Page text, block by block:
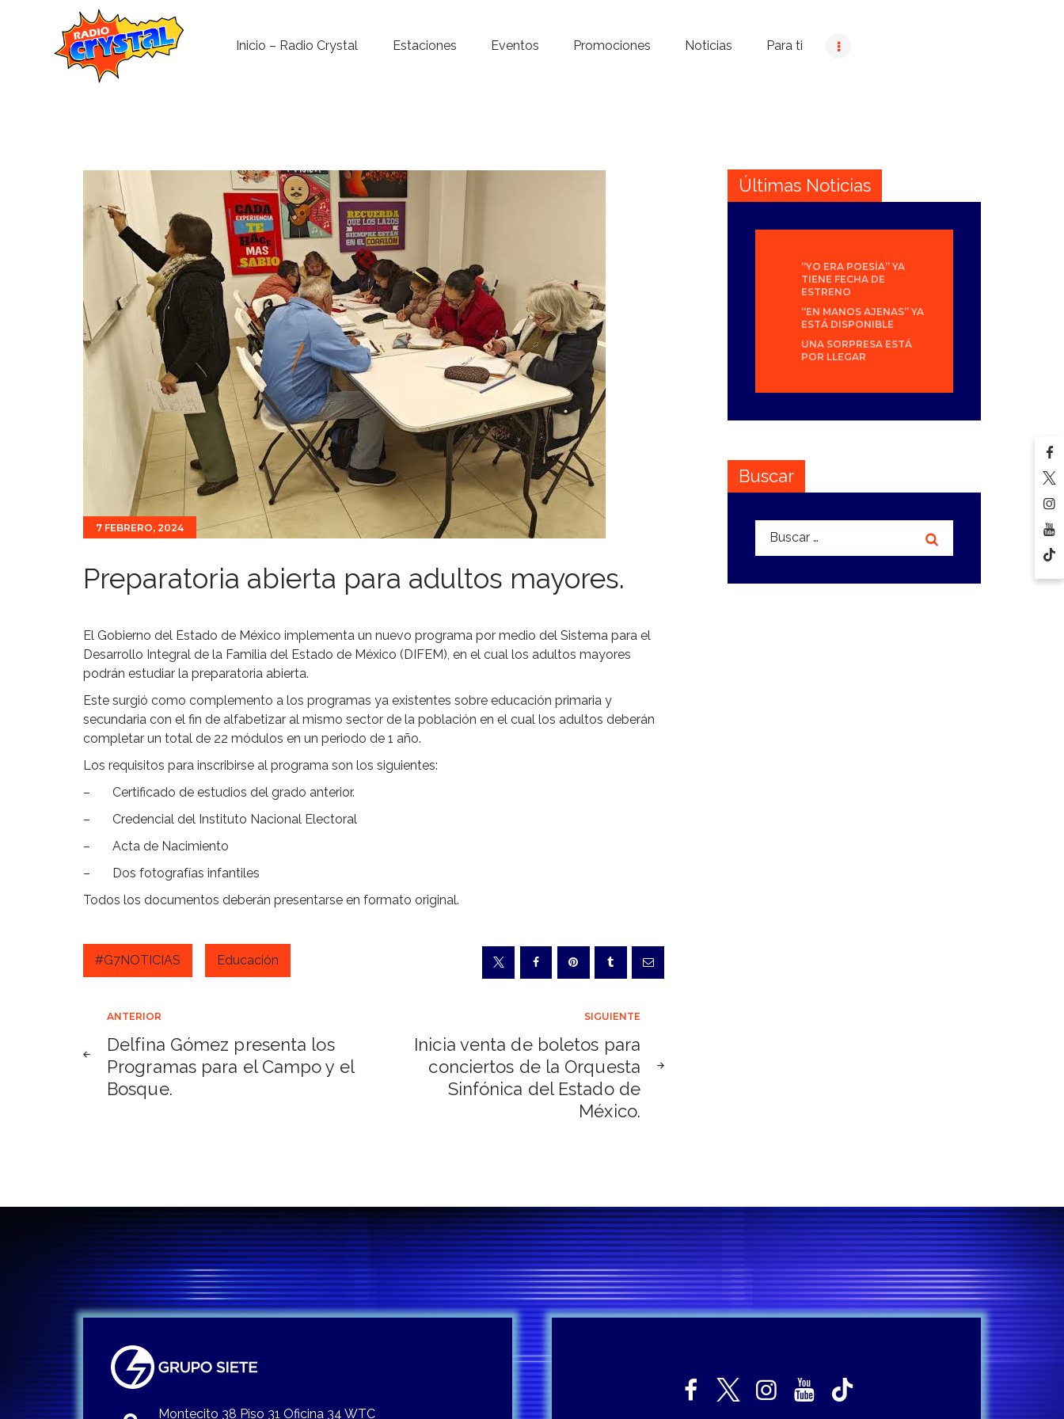
Inicio – Radio Crystal Estaciones Eventos Promociones Noticias Para ti
Noticias
Para ti
Contacto
7 FEBRERO, 2024
Preparatoria abierta para adultos mayores.
El Gobierno del Estado de México implementa un nuevo programa por medio del Sistema para el
Desarrollo Integral de la Familia del Estado de México (DIFEM), en el cual los adultos mayores
podrán estudiar la preparatoria abierta.
Este surgió como complemento a los programas ya existentes sobre educación primaria y
secundaria con el fin de alfabetizar al mismo sector de la población en el cual los adultos deberán
completar un total de 22 módulos en un periodo de 1 año.
Los requisitos para inscribirse al programa son los siguientes:
– Certificado de estudios del grado anterior.
– Credencial del Instituto Nacional Electoral
– Acta de Nacimiento
– Dos fotografías infantiles
Todos los documentos deberán presentarse en formato original.
#G7NOTICIAS Educación
Navegación
de
entradas
ANTERIOR
Delfina Gómez presenta los
Programas para el Campo y el
Bosque.
SIGUIENTE
Inicia venta de boletos para
conciertos de la Orquesta
Sinfónica del Estado de
México.
Últimas Noticias
“YO ERA POESÍA” YA
TIENE FECHA DE
ESTRENO
“EN MANOS AJENAS” YA
ESTÁ DISPONIBLE
UNA SORPRESA ESTÁ
POR LLEGAR
Buscar
Buscar:
Montecito 38 Piso 31 Oficina 34 WTC